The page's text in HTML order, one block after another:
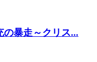
の暴走～クリス...